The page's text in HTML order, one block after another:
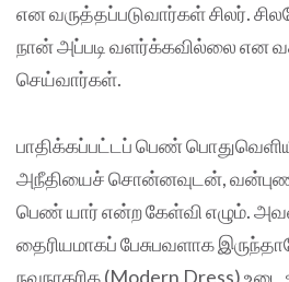
என வருத்தப்படுவார்கள் சிலர்.
நான் அப்படி வளர்க்கவில்லை என
செய்வார்கள்.
பாதிக்கப்பட்டப் பெண்
அநீதியைச் சொன்னவுடன்,
பெண் யார் என்ற கேள்வி எழும்.
தைரியமாகப் பேசுபவளாக
நவநாகரிக (Modern Dress) உடை